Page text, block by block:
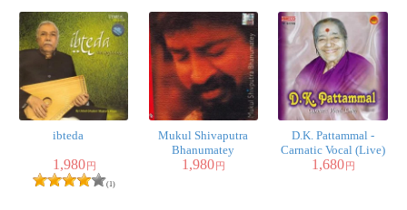
ibteda
1,980円
(1)
Mukul Shivaputra
Bhanumatey
1,980円
D.K. Pattammal -
Carnatic Vocal (Live)
1,680円